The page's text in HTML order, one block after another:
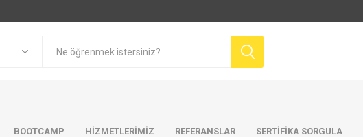
BOOTCAMP HIZMETLERIMIZ REFERANSLAR SERTİFİKA SORGULA